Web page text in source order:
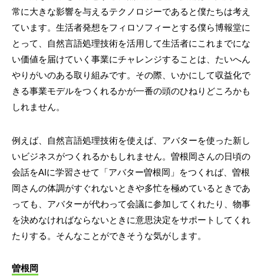
常に大きな影響を与えるテクノロジーであると僕たちは考え
ています。生活者発想をフィロソフィーとする僕ら博報堂に
とって、自然言語処理技術を活用して生活者にこれまでにな
い価値を届けていく事業にチャレンジすることは、たいへん
やりがいのある取り組みです。その際、いかにして収益化で
きる事業モデルをつくれるかが一番の頭のひねりどころかも
しれません。
例えば、自然言語処理技術を使えば、アバターを使った新し
いビジネスがつくれるかもしれません。曽根岡さんの日頃の
会話をAIに学習させて「アバター曽根岡」をつくれば、曽根
岡さんの体調がすぐれないときや多忙を極めているときであ
っても、アバターが代わって会議に参加してくれたり、物事
を決めなければならないときに意思決定をサポートしてくれ
たりする。そんなことができそうな気がします。
曽根岡